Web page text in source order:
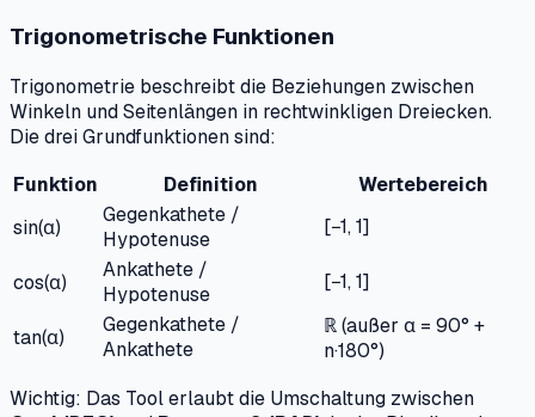
Trigonometrische Funktionen
Trigonometrie beschreibt die Beziehungen zwischen
Winkeln und Seitenlängen in rechtwinkligen Dreiecken.
Die drei Grundfunktionen sind:
Funktion
Definition
Wertebereich
sin(α)
Gegenkathete /
Hypotenuse
[−1, 1]
cos(α)
Ankathete /
Hypotenuse
[−1, 1]
tan(α)
Gegenkathete /
Ankathete
ℝ (außer α = 90° +
n·180°)
Wichtig: Das Tool erlaubt die Umschaltung zwischen